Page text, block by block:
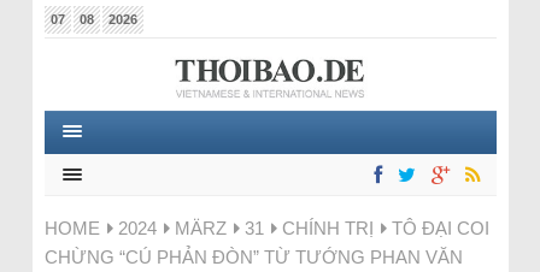
07 08 2026
HOME 2024 MÄRZ 31 CHÍNH TRỊ
TÔ ĐẠI COI
CHỪNG “CÚ PHẢN ĐÒN” TỪ TƯỚNG PHAN VĂN